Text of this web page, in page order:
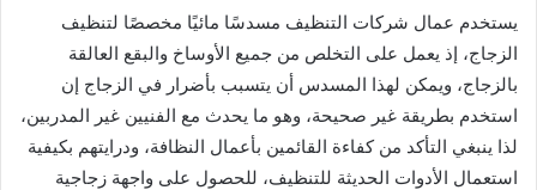
يستخدم عمال شركات التنظيف مسدسًا مائيًا مخصصًا لتنظيف
الزجاج، إذ يعمل على التخلص من جميع الأوساخ والبقع العالقة
بالزجاج، ويمكن لهذا المسدس أن يتسبب بأضرار في الزجاج إن
استخدم بطريقة غير صحيحة، وهو ما يحدث مع الفنيين غير المدربين،
لذا ينبغي التأكد من كفاءة القائمين بأعمال النظافة، ودرايتهم بكيفية
استعمال الأدوات الحديثة للتنظيف، للحصول على واجهة زجاجية